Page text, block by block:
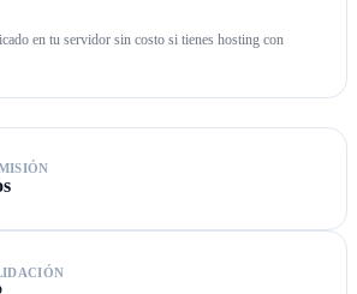
en tu servidor sin costo si tienes hosting con